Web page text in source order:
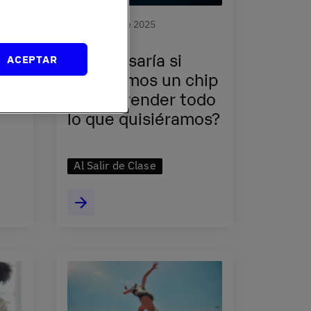
30 de Junio de 2025
¿Qué pasaría si
tuviésemos un chip
para aprender todo
lo que quisiéramos?
Al Salir de Clase
ACEPTAR